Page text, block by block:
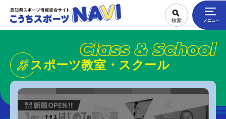
Class & School
スポーツ教室・スクール